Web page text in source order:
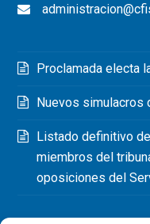
Proclamada electa
Nuevos simulacros
Listado definitivo
miembros del
oposiciones del